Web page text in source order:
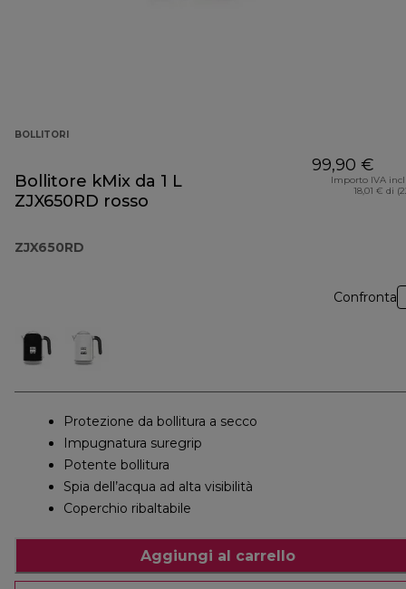
BOLLITORI
Bollitore kMix da 1 L
ZJX650RD rosso
ZJX650RD
99,90 €
Importo IVA
18,01 € di
Confronta
Protezione da bollitura a secco
Impugnatura suregrip
Potente bollitura
Spia dell’acqua ad alta visibilità
Coperchio ribaltabile
Aggiungi al carrello